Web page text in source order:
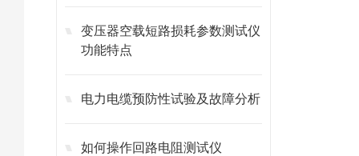
变压器空载短路损耗参数测试仪
功能特点
电力电缆预防性试验及故障分析
如何操作回路电阻测试仪